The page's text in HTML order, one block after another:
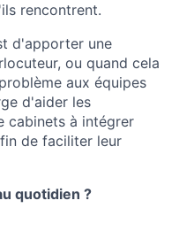
rencontrent.
d'apporter une
ou quand cela
aux équipes
d'aider les
cabinets à intégrer
de faciliter leur
quotidien ?